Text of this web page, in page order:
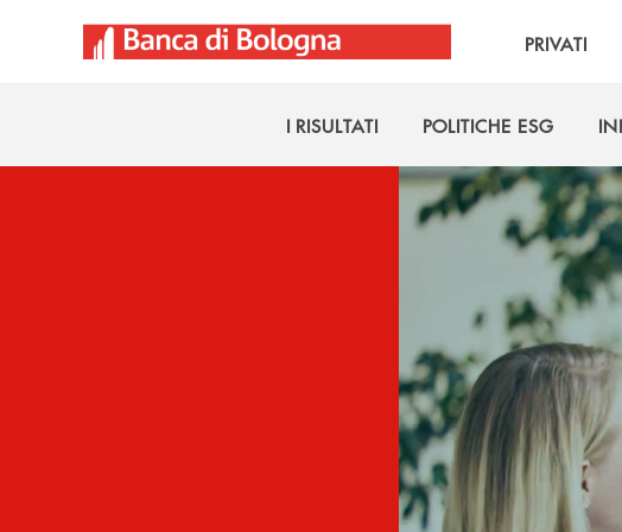
PRIVATI
I RISULTATI
POLITICHE ESG